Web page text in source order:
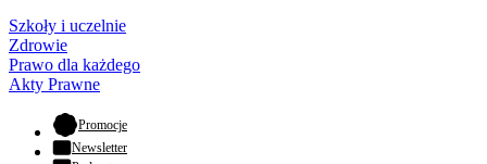
Szkoły i uczelnie
Zdrowie
Prawo dla każdego
Akty Prawne
Promocje- otwiera się w nowej karcie
Newsletter